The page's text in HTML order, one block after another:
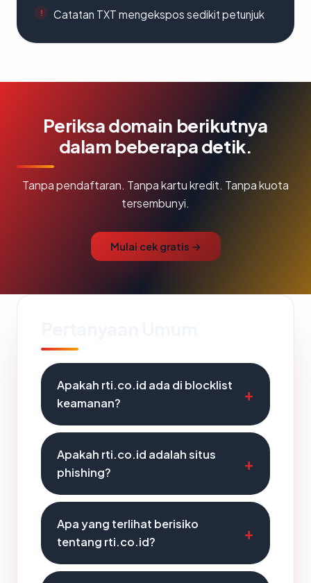
Catatan TXT mengekspos sedikit petunjuk
Periksa domain berikutnya
dalam beberapa detik.
Tanpa pendaftaran. Tanpa kartu kredit. Tanpa kuota
tersembunyi.
Mulai cek gratis →
Apakah rti.co.id ada di blocklist
keamanan?
Apakah rti.co.id adalah situs
phishing?
Apa yang terlihat berisiko
tentang rti.co.id?